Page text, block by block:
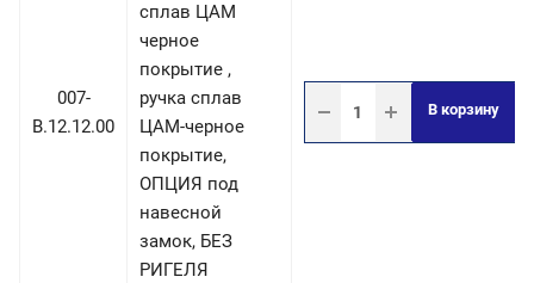
007-
B.12.12.00
сплав ЦАМ
черное
покрытие ,
ручка сплав
ЦАМ-черное
покрытие,
ОПЦИЯ под
навесной
замок, БЕЗ
РИГЕЛЯ
В корзину